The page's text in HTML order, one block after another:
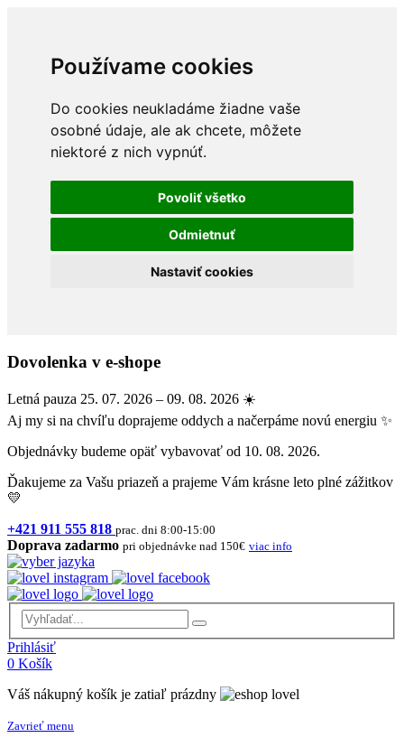
Používame cookies
Do cookies neukladáme žiadne vaše
osobné údaje, ale ak chcete, môžete
niektoré z nich vypnúť.
Povoliť všetko
Odmietnuť
Nastaviť cookies
Dovolenka v e-shope
Letná pauza 25. 07. 2026 – 09. 08. 2026 ☀️
Aj my si na chvíľu doprajeme oddych a načerpáme novú energiu ✨
Objednávky budeme opäť vybavovať od 10. 08. 2026.
Ďakujeme za Vašu priazeň a prajeme Vám krásne leto plné zážitkov
💛
+421 911 555 818 prac. dni 8:00-15:00
Doprava zadarmo pri objednávke nad 150€ viac info
Prihlásiť
0 Košík
Váš nákupný košík je zatiaľ prázdny
Zavrieť menu